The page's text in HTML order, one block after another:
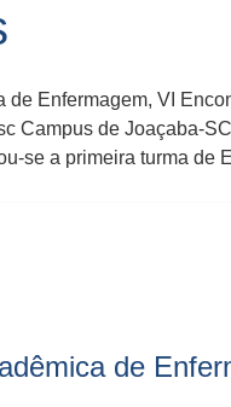
de Enfermagem, VI
Campus de Joaçaba-
se a primeira turma de
de